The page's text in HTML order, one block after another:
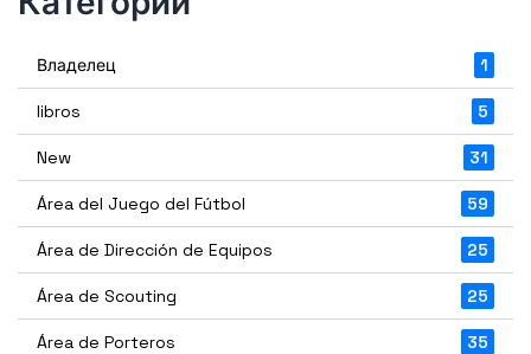
Владелец 1
libros 5
New 31
Área del Juego del Fútbol 59
Área de Dirección de Equipos 25
Área de Scouting 25
Área de Porteros 35